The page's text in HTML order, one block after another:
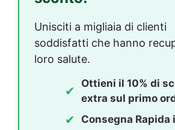
Unisciti a migliaia di clienti
soddisfatti che hanno
loro salute.
✔
Ottieni il 10% di
extra sul primo
✔ Consegna Rapida